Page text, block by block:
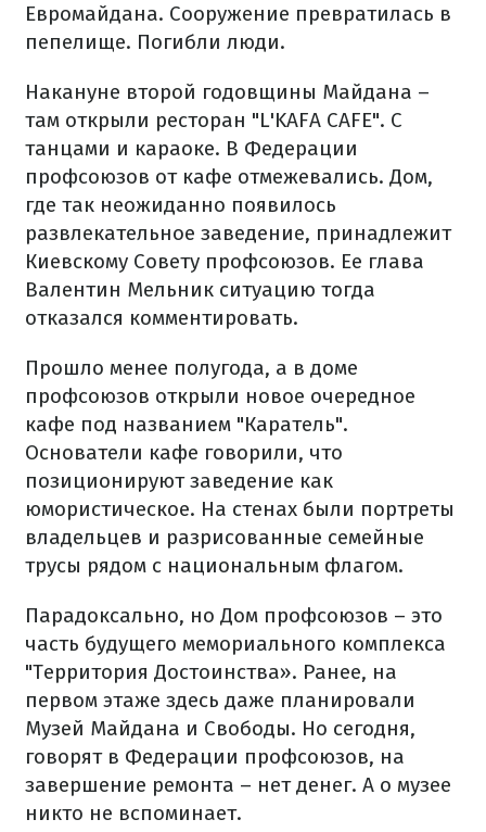
Евромайдана. Сооружение превратилась в
пепелище. Погибли люди.
Накануне второй годовщины Майдана –
там открыли ресторан "L'KAFA CAFE". С
танцами и караоке. В Федерации
профсоюзов от кафе отмежевались. Дом,
где так неожиданно появилось
развлекательное заведение, принадлежит
Киевскому Совету профсоюзов. Ее глава
Валентин Мельник ситуацию тогда
отказался комментировать.
Прошло менее полугода, а в доме
профсоюзов открыли новое очередное
кафе под названием "Каратель".
Основатели кафе говорили, что
позиционируют заведение как
юмористическое. На стенах были портреты
владельцев и разрисованные семейные
трусы рядом с национальным флагом.
Парадоксально, но Дом профсоюзов – это
часть будущего мемориального комплекса
"Территория Достоинства». Ранее, на
первом этаже здесь даже планировали
Музей Майдана и Свободы. Но сегодня,
говорят в Федерации профсоюзов, на
завершение ремонта – нет денег. А о музее
никто не вспоминает.